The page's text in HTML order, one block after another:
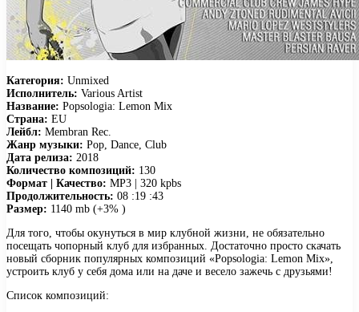
Категория: Unmixed
Исполнитель: Various Artist
Название: Popsologia: Lemon Mix
Страна: EU
Лейбл: Membran Rec.
Жанр музыки: Pop, Dance, Club
Дата релиза: 2018
Количество композиций: 130
Формат | Качество: MP3 | 320 kpbs
Продолжительность: 08 :19 :43
Размер: 1140 mb (+3% )
Для того, чтобы окунуться в мир клубной жизни, не обязательно
посещать чопорный клуб для избранных. Достаточно просто скачать
новый сборник популярных композиций «Popsologia: Lemon Mix»,
устроить клуб у себя дома или на даче и весело зажечь с друзьями!
Список композиций: